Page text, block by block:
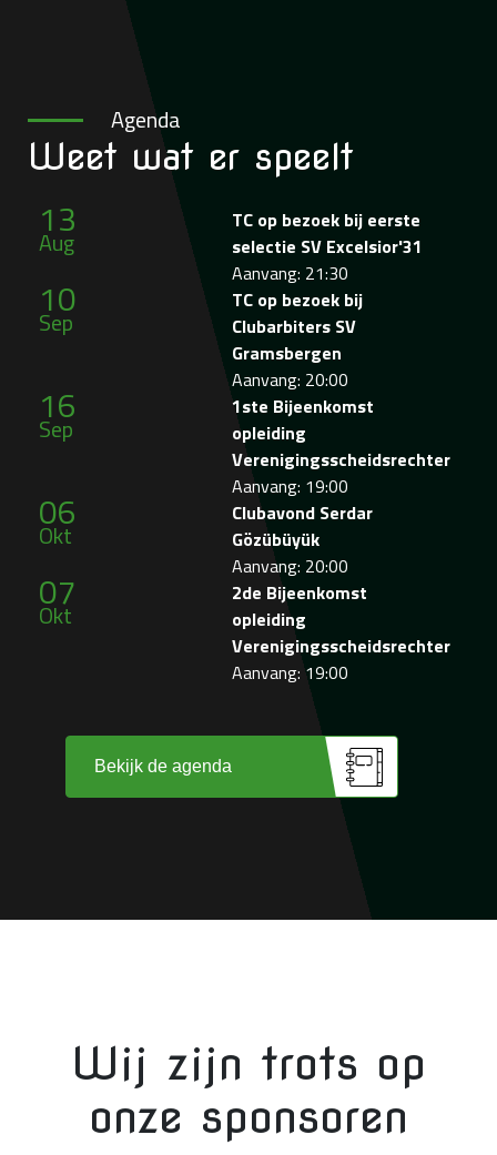
Agenda
Weet wat er speelt
13
Aug
TC op bezoek bij eerste
selectie SV Excelsior'31
Aanvang: 21:30
10
Sep
TC op bezoek bij
Clubarbiters SV
Gramsbergen
Aanvang: 20:00
16
Sep
1ste Bijeenkomst
opleiding
Verenigingsscheidsrechter
Aanvang: 19:00
06
Okt
Clubavond Serdar
Gözübüyük
Aanvang: 20:00
07
Okt
2de Bijeenkomst
opleiding
Verenigingsscheidsrechter
Aanvang: 19:00
Bekijk de agenda
Wij zijn trots op
onze sponsoren